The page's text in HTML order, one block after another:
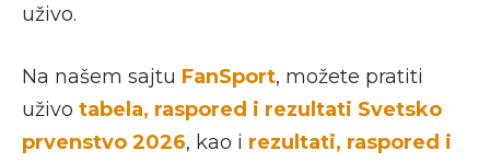
uživo.
Na našem sajtu FanSport, možete pratiti
uživo tabela, raspored i rezultati Svetsko
prvenstvo 2026, kao i rezultati, raspored i